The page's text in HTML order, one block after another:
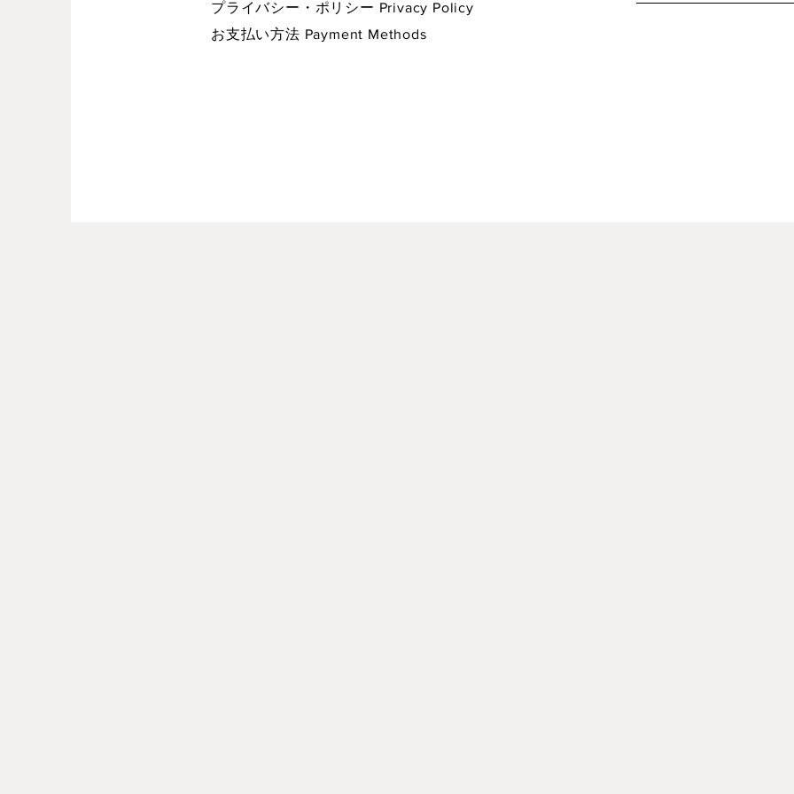
プライバシー・ポリシー Privacy Policy
お支払い方法 Payment Methods